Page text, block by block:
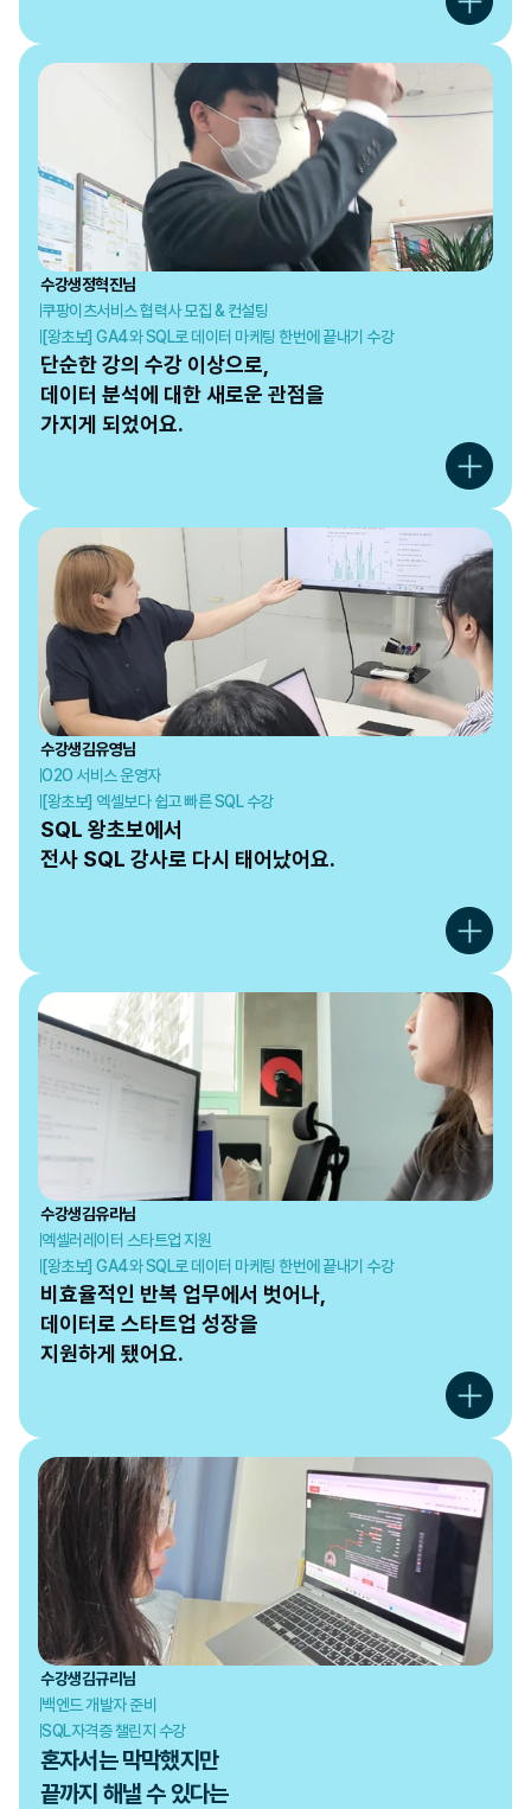
수강생정혁진님
쿠팡이츠서비스 협력사 모집 & 컨설팅
[왕초보] GA4와 SQL로 데이터 마케팅 한번에 끝내기 수강
단순한 강의 수강 이상으로,
데이터 분석에 대한 새로운 관점을
가지게 되었어요.
수강생김유영님
O2O 서비스 운영자
[왕초보] 엑셀보다 쉽고 빠른 SQL 수강
SQL 왕초보에서
전사 SQL 강사로 다시 태어났어요.
수강생김유라님
엑셀러레이터 스타트업 지원
[왕초보] GA4와 SQL로 데이터 마케팅 한번에 끝내기 수강
비효율적인 반복 업무에서 벗어나,
데이터로 스타트업 성장을
지원하게 됐어요.
수강생김규리님
백엔드 개발자 준비
SQL자격증 챌린지 수강
혼자서는 막막했지만
끝까지 해낼 수 있다는